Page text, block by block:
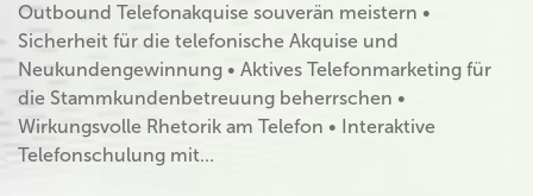
Outbound Telefonakquise souverän meistern •
Sicherheit für die telefonische Akquise und
Neukundengewinnung • Aktives Telefonmarketing für
die Stammkundenbetreuung beherrschen •
Wirkungsvolle Rhetorik am Telefon • Interaktive
Telefonschulung mit...